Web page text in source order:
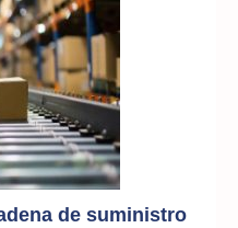
de suministro